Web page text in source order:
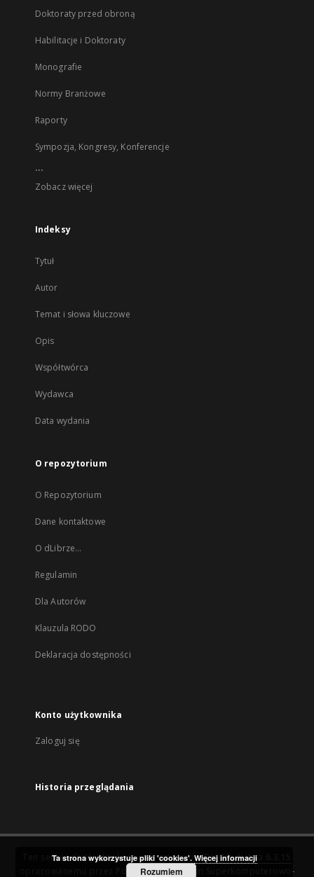
Doktoraty przed obroną
Habilitacje i Doktoraty
Monografie
Normy Branżowe
Raporty
Sympozja, Kongresy, Konferencje
...
Zobacz więcej
Indeksy
Tytuł
Autor
Temat i słowa kluczowe
Opis
Współtwórca
Wydawca
Data wydania
O repozytorium
O Repozytorium
Dane kontaktowe
O dLibrze...
Regulamin
Dla Autorów
Klauzula RODO
Deklaracja dostępności
Konto użytkownika
Zaloguj się
Historia przeglądania
Ten serwis działa dzięki oprogramowaniuDInGO dLibra 6.3.15
Poznańskie Centrum Superkomputerowo-
Ta strona wykorzystuje pliki 'cookies'. Więcej informacji
Rozumiem